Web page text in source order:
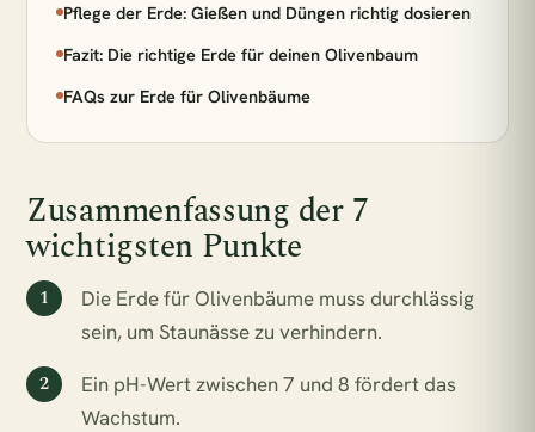
Pflege der Erde: Gießen und Düngen richtig dosieren
Fazit: Die richtige Erde für deinen Olivenbaum
FAQs zur Erde für Olivenbäume
Zusammenfassung der 7
wichtigsten Punkte
Die Erde für Olivenbäume muss durchlässig
sein, um Staunässe zu verhindern.
Ein pH-Wert zwischen 7 und 8 fördert das
Wachstum.
Alle Zimmerpflanzen Schlafzimmer
Wohnzimmer Badezimmer Kinderzimmer
Pflanzen für dunkle Räume
Pflanzen für Halbschatten
Pflanzen für direkte Sonne
Zimmerpflanzen Südfenster Pflegeleichte Pflanzen
BELIEBT GERADE